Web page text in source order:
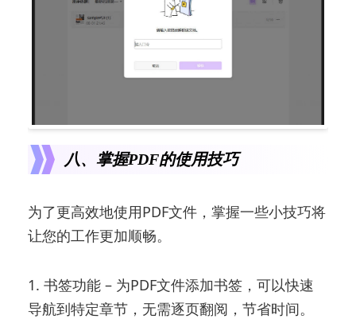
八、掌握PDF的使用技巧
为了更高效地使用PDF文件，掌握一些小技巧将
让您的工作更加顺畅。
1. 书签功能 – 为PDF文件添加书签，可以快速
导航到特定章节，无需逐页翻阅，节省时间。